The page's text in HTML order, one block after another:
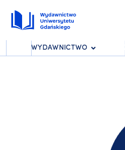
WYDAWNICTWO